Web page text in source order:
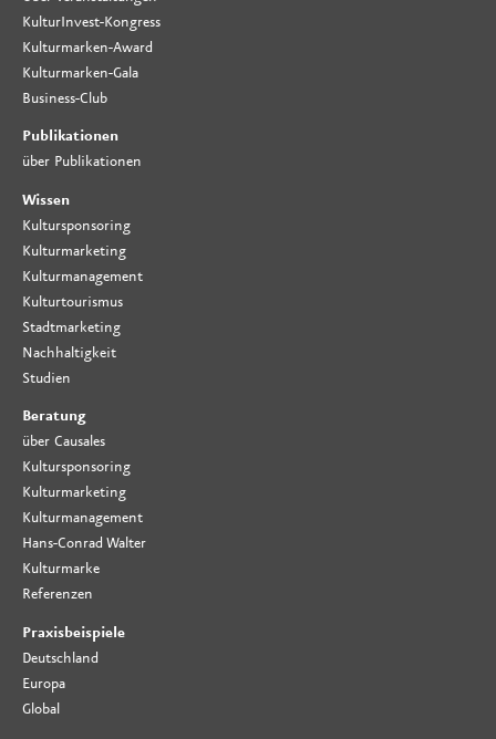
KulturInvest-Kongress
Kulturmarken-Award
Kulturmarken-Gala
Business-Club
Publikationen
über Publikationen
Wissen
Kultursponsoring
Kulturmarketing
Kulturmanagement
Kulturtourismus
Stadtmarketing
Nachhaltigkeit
Studien
Beratung
über Causales
Kultursponsoring
Kulturmarketing
Kulturmanagement
Hans-Conrad Walter
Kulturmarke
Referenzen
Praxisbeispiele
Deutschland
Europa
Global